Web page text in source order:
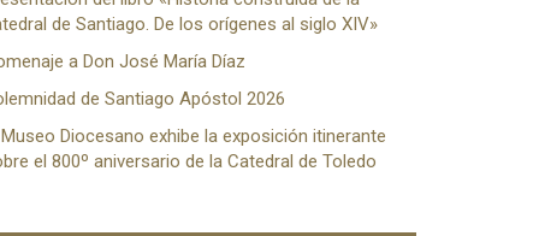
de Santiago. De los orígenes al siglo XIV»
a Don José María Díaz
de Santiago Apóstol 2026
Museo Diocesano exhibe la exposición itinerante
el 800º aniversario de la Catedral de Toledo